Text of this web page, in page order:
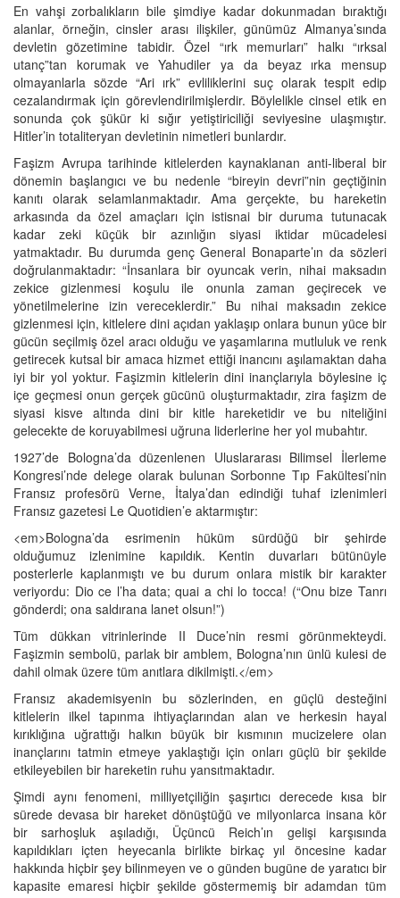
En vahşi zorbalıkların bile şimdiye kadar dokunmadan bıraktığı
alanlar, örneğin, cinsler arası ilişkiler, günümüz Almanya’sında
devletin gözetimine tabidir. Özel “ırk memurları” halkı “ırksal
utanç”tan korumak ve Yahudiler ya da beyaz ırka mensup
olmayanlarla sözde “Ari ırk” evliliklerini suç olarak tespit edip
cezalandırmak için görevlendirilmişlerdir. Böylelikle cinsel etik en
sonunda çok şükür ki sığır yetiştiriciliği seviyesine ulaşmıştır.
Hitler’in totaliteryan devletinin nimetleri bunlardır.
Faşizm Avrupa tarihinde kitlelerden kaynaklanan anti-liberal bir
dönemin başlangıcı ve bu nedenle “bireyin devri”nin geçtiğinin
kanıtı olarak selamlanmaktadır. Ama gerçekte, bu hareketin
arkasında da özel amaçları için istisnai bir duruma tutunacak
kadar zeki küçük bir azınlığın siyasi iktidar mücadelesi
yatmaktadır. Bu durumda genç General Bonaparte’ın da sözleri
doğrulanmaktadır: “İnsanlara bir oyuncak verin, nihai maksadın
zekice gizlenmesi koşulu ile onunla zaman geçirecek ve
yönetilmelerine izin vereceklerdir.” Bu nihai maksadın zekice
gizlenmesi için, kitlelere dini açıdan yaklaşıp onlara bunun yüce bir
gücün seçilmiş özel aracı olduğu ve yaşamlarına mutluluk ve renk
getirecek kutsal bir amaca hizmet ettiği inancını aşılamaktan daha
iyi bir yol yoktur. Faşizmin kitlelerin dini inançlarıyla böylesine iç
içe geçmesi onun gerçek gücünü oluşturmaktadır, zira faşizm de
siyasi kisve altında dini bir kitle hareketidir ve bu niteliğini
gelecekte de koruyabilmesi uğruna liderlerine her yol mubahtır.
1927’de Bologna’da düzenlenen Uluslararası Bilimsel İlerleme
Kongresi’nde delege olarak bulunan Sorbonne Tıp Fakültesi’nin
Fransız profesörü Verne, İtalya’dan edindiği tuhaf izlenimleri
Fransız gazetesi Le Quotidien’e aktarmıştır:
<em>Bologna’da esrimenin hüküm sürdüğü bir şehirde
olduğumuz izlenimine kapıldık. Kentin duvarları bütünüyle
posterlerle kaplanmıştı ve bu durum onlara mistik bir karakter
veriyordu: Dio ce l’ha data; quai a chi lo tocca! (“Onu bize Tanrı
gönderdi; ona saldırana lanet olsun!”)
Tüm dükkan vitrinlerinde II Duce’nin resmi görünmekteydi.
Faşizmin sembolü, parlak bir amblem, Bologna’nın ünlü kulesi de
dahil olmak üzere tüm anıtlara dikilmişti.</em>
Fransız akademisyenin bu sözlerinden, en güçlü desteğini
kitlelerin ilkel tapınma ihtiyaçlarından alan ve herkesin hayal
kırıklığına uğrattığı halkın büyük bir kısmının mucizelere olan
inançlarını tatmin etmeye yaklaştığı için onları güçlü bir şekilde
etkileyebilen bir hareketin ruhu yansıtmaktadır.
Şimdi aynı fenomeni, milliyetçiliğin şaşırtıcı derecede kısa bir
sürede devasa bir hareket dönüştüğü ve milyonlarca insana kör
bir sarhoşluk aşıladığı, Üçüncü Reich’ın gelişi karşısında
kapıldıkları içten heyecanla birlikte birkaç yıl öncesine kadar
hakkında hiçbir şey bilinmeyen ve o günden bugüne de yaratıcı bir
kapasite emaresi hiçbir şekilde göstermemiş bir adamdan tüm